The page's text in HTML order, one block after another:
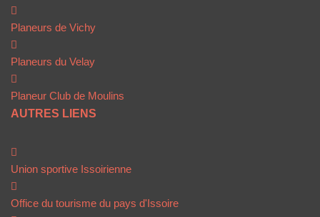
Planeurs de Vichy
Planeurs du Velay
Planeur Club de Moulins
AUTRES LIENS
Union sportive Issoirienne
Office du tourisme du pays d'Issoire